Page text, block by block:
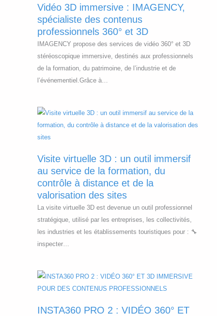
?
l
e
b
u
d
g
i
n
s
d
’
a
l
s
p
D
S
T
.
Vidéo 3D immersive : IMAGENCY,
spécialiste des contenus
professionnels 360° et 3D
IMAGENCY propose des services de vidéo 360° et 3D
stéréoscopique immersive, destinés aux professionnels
de la formation, du patrimoine, de l’industrie et de
l’événementiel.Grâce à…
Visite virtuelle 3D : un outil immersif
au service de la formation, du
contrôle à distance et de la
valorisation des sites
La visite virtuelle 3D est devenue un outil professionnel
stratégique, utilisé par les entreprises, les collectivités,
les industries et les établissements touristiques pour : 🔧
inspecter…
INSTA360 PRO 2 : VIDÉO 360° ET